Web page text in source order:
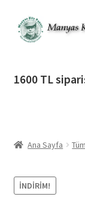
Dolaşıma
geç
İçeriğe
geç
İletişim
1600 TL
Ana Sayfa
İNDIRIM!